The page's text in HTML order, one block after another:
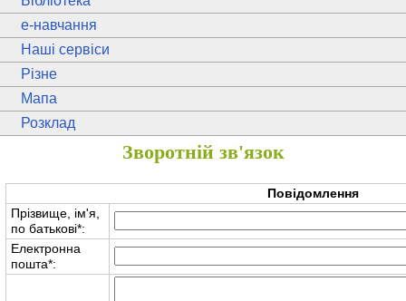
e-навчання
Наші сервіси
Різне
Мапа
Розклад
Зворотній зв'язок
Повідомлення
Прізвище, ім'я,
по батькові*:
Електронна
пошта*: